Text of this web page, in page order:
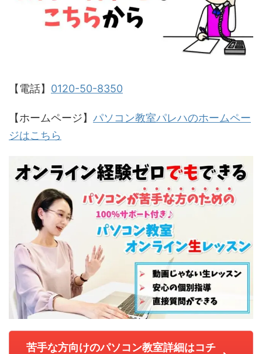
【電話】 0120-50-8350
【ホームページ】 パソコン教室パレハのホームペー
ジはこちら
苦手な方向けのパソコン教室詳細はコチ